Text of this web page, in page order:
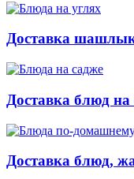
Доставка
Доставка блюд на
Доставка блюд,